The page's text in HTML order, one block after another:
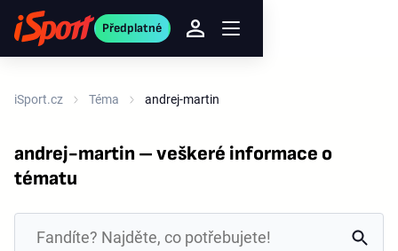
Předplatné
iSport.cz Téma andrej-martin
andrej-martin – veškeré informace o
tématu